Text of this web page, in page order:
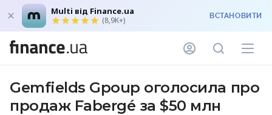
Multi від Finance.ua
(8,9K+) ВСТАНОВИТИ
Gemfields Gpoup оголосила про
продаж Fabergé за $50 млн